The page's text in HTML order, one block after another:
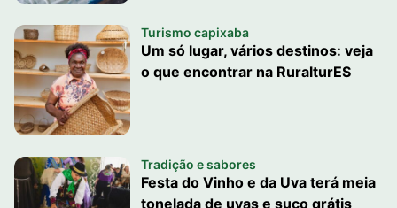
Turismo capixaba
Um só lugar, vários destinos: veja
o que encontrar na RuralturES
Tradição e sabores
Festa do Vinho e da Uva terá meia
tonelada de uvas e suco grátis